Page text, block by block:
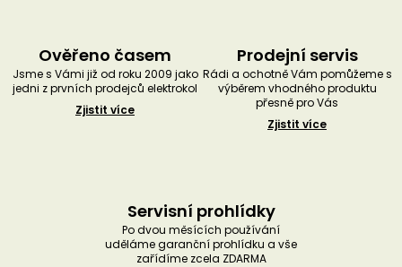
Ověřeno časem
Jsme s Vámi již od roku 2009 jako
jedni z prvních prodejců elektrokol
Zjistit více
Prodejní servis
Rádi a ochotně Vám pomůžeme s
výběrem vhodného produktu
přesně pro Vás
Zjistit více
Servisní prohlídky
Po dvou měsících používání
uděláme garanční prohlídku a vše
zařídíme zcela ZDARMA